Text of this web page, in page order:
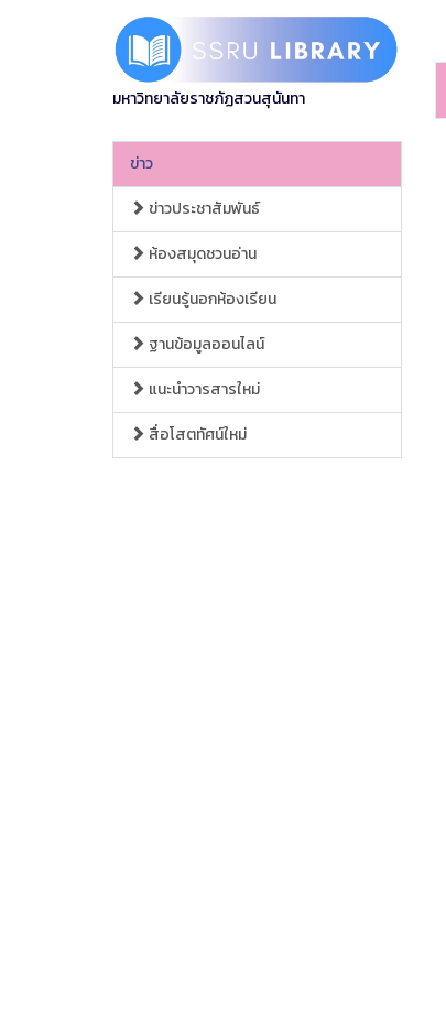
มหาวิทยาลัยราชภัฏสวนสุนันทา
ข่าว
ข่าวประชาสัมพันธ์
ห้องสมุดชวนอ่าน
เรียนรู้นอกห้องเรียน
ฐานข้อมูลออนไลน์
แนะนำวารสารใหม่
สื่อโสตทัศน์ใหม่